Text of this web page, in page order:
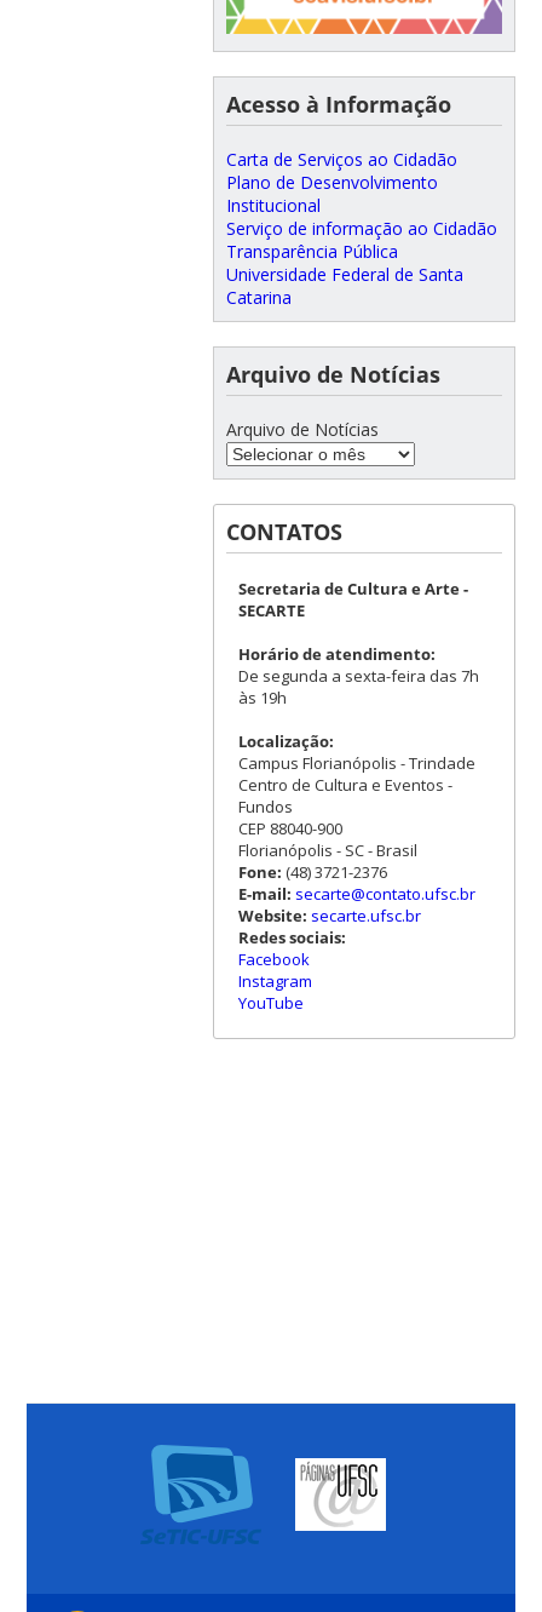
Acesso à Informação
Carta de Serviços ao Cidadão
Plano de Desenvolvimento
Institucional
Serviço de informação ao Cidadão
Transparência Pública
Universidade Federal de Santa
Catarina
Arquivo de Notícias
Arquivo de Notícias
CONTATOS
Secretaria de Cultura e Arte -
SECARTE
Horário de atendimento:
De segunda a sexta-feira das 7h
às 19h
Localização:
Campus Florianópolis - Trindade
Centro de Cultura e Eventos -
Fundos
CEP 88040-900
Florianópolis - SC - Brasil
Fone: (48) 3721-2376
E-mail: secarte@contato.ufsc.br
Website: secarte.ufsc.br
Redes sociais:
Facebook
Instagram
YouTube